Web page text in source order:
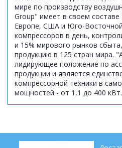
мире по производству
Group" имеет в своем
Европе, США и Юго-
компрессоров в день,
и 15% мирового рынков
продукцию в 125 стран мира.
лидирующее положение по
продукции и является
компрессорной техники в
мощностей - от 1,1 до 400 кВт.